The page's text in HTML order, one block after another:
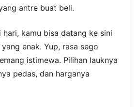
antre buat beli.
hari, kamu bisa datang ke sini
enak. Yup, rasa sego
istimewa. Pilihan lauknya
pedas, dan harganya